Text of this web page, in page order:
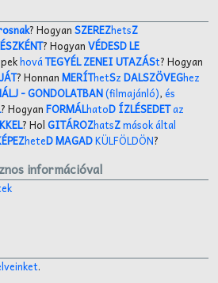
? HogyanSZEREZhetsZ
? HogyanVÉDESD LE
hováTEGYÉL ZENEI UTAZÁSt? Hogyan
? HonnanMERÍThetSzDALSZÖVEGhez
- GONDOLATBAN(filmajánló),és
? HogyanFORMÁLhatoD ÍZLÉSEDETaz
? HolGITÁROZhatsZmások által
heteD MAGADKÜLFÖLDÖN?
információval
.